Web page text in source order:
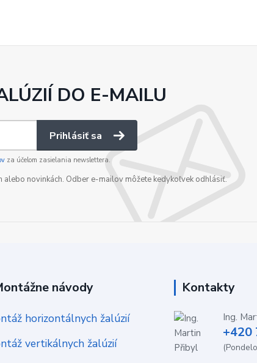
DO E-MAILU
Prihlásiť sa
za účelom zasielania newslettera.
novinkách. Odber e-mailov môžete kedykoľvek odhlásiť.
návody
horizontálnych žalúzií
vertikálnych žalúzií
Kontakty
Ing.
+420